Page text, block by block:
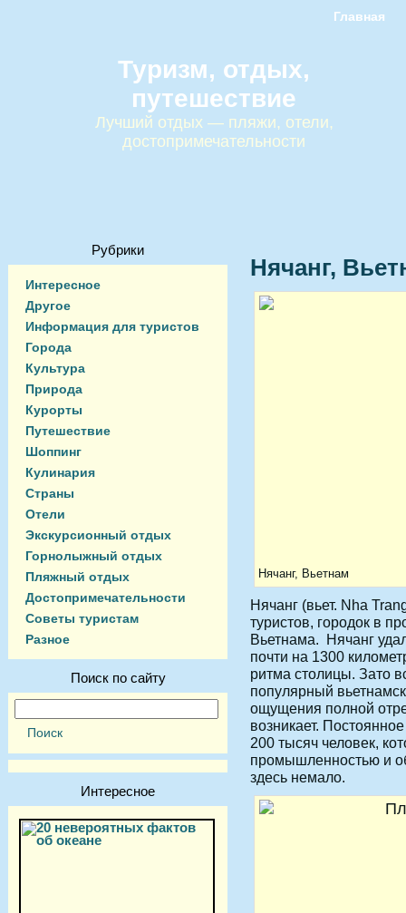
Главная
Туризм, отдых,
путешествие
Лучший отдых — пляжи, отели,
достопримечательности
Рубрики
Интересное
Другое
Информация для туристов
Города
Культура
Природа
Курорты
Путешествие
Шоппинг
Кулинария
Страны
Отели
Экскурсионный отдых
Горнолыжный отдых
Пляжный отдых
Достопримечательности
Советы туристам
Разное
Поиск по сайту
Интересное
Нячанг,
Нячанг, Вьетнам
Нячанг (вьет. Nha
туристов, городок в
Вьетнама. Нячанг
почти на 1300
ритма столицы. Зато
популярный
ощущения полной
возникает.
200 тысяч человек,
промышленностью и
здесь немало.